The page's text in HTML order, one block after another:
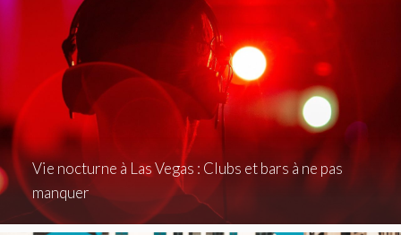
Vie nocturne à Las Vegas : Clubs et bars à ne pas
manquer